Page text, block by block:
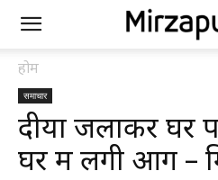
होम
समाचार
दीया जलाकर घर
घर में लगी आग –